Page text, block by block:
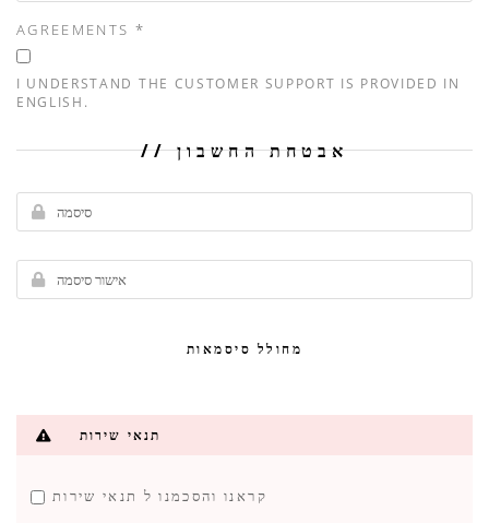
AGREEMENTS *
I UNDERSTAND THE CUSTOMER SUPPORT IS PROVIDED IN
ENGLISH.
אבטחת החשבון
מחולל סיסמאות
עוצמת הסיסמה: הזינו סיסמה
תנאי שירות
קראנו והסכמנו ל תנאי שירות